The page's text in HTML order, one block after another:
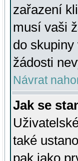
zařazení
musí vaši
do
žádosti
Návrat
Jak se
také
pak jako